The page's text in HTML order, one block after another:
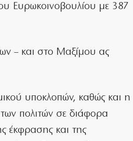
Ευρωκοινοβουλίου με 387
– και στο Μαξίμου ας
υποκλοπών, καθώς και η
πολιτών σε διάφορα
έκφρασης και της